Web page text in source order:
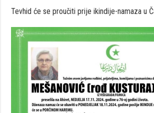
Tevhid će se proučiti prije ikindije-namaza u